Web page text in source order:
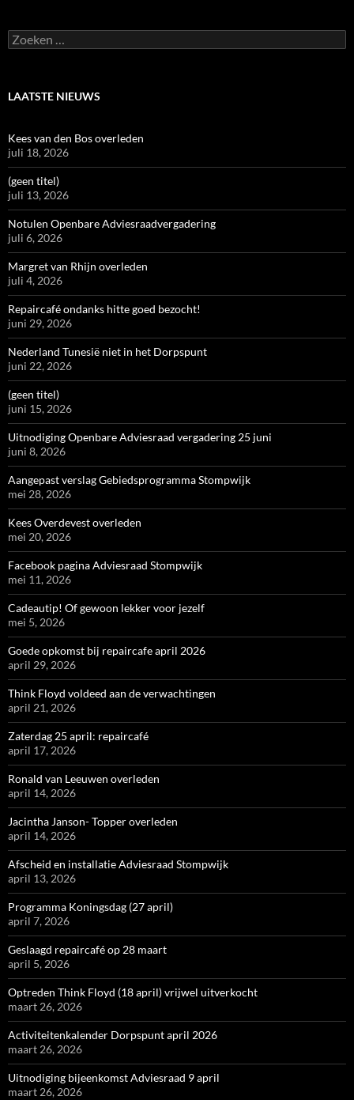
Zoeken
naar:
LAATSTE NIEUWS
Kees van den Bos overleden
juli 18, 2026
(geen titel)
juli 13, 2026
Notulen Openbare Adviesraadvergadering
juli 6, 2026
Margret van Rhijn overleden
juli 4, 2026
Repaircafé ondanks hitte goed bezocht!
juni 29, 2026
Nederland Tunesië niet in het Dorpspunt
juni 22, 2026
(geen titel)
juni 15, 2026
Uitnodiging Openbare Adviesraad vergadering 25 juni
juni 8, 2026
Aangepast verslag Gebiedsprogramma Stompwijk
mei 28, 2026
Kees Overdevest overleden
mei 20, 2026
Facebook pagina Adviesraad Stompwijk
mei 11, 2026
Cadeautip! Of gewoon lekker voor jezelf
mei 5, 2026
Goede opkomst bij repaircafe april 2026
april 29, 2026
Think Floyd voldeed aan de verwachtingen
april 21, 2026
Zaterdag 25 april: repaircafé
april 17, 2026
Ronald van Leeuwen overleden
april 14, 2026
Jacintha Janson- Topper overleden
april 14, 2026
Afscheid en installatie Adviesraad Stompwijk
april 13, 2026
Programma Koningsdag (27 april)
april 7, 2026
Geslaagd repaircafé op 28 maart
april 5, 2026
Optreden Think Floyd (18 april) vrijwel uitverkocht
maart 26, 2026
Activiteitenkalender Dorpspunt april 2026
maart 26, 2026
Uitnodiging bijeenkomst Adviesraad 9 april
maart 26, 2026